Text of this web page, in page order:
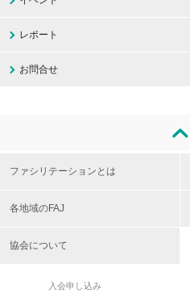
レポート
お問合せ
ファシリテーションとは
各地域のFAJ
協会について
入会申し込み